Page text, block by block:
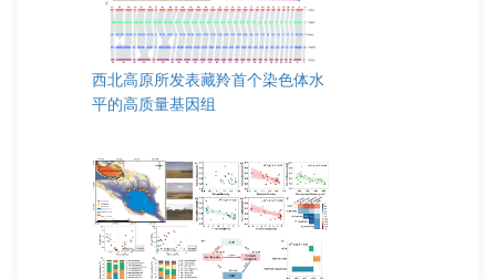
西北高原所发表藏羚首个染色体水
平的高质量基因组